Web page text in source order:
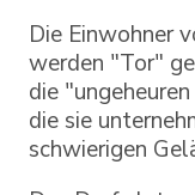
Die Einwohner
werden "Tor"
die
die sie
schwierigen